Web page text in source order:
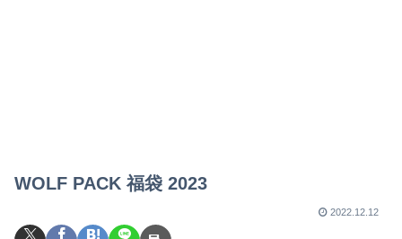
WOLF PACK 福袋 2023
2022.12.12